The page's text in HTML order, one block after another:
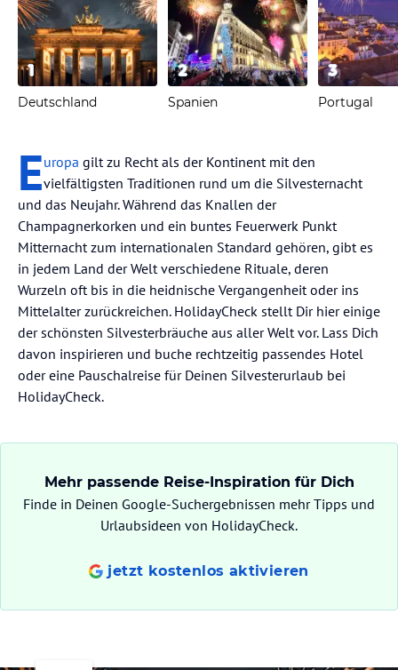
1
Deutschland
2
Spanien
3
Portugal
Europa gilt zu Recht als der Kontinent mit den
vielfältigsten Traditionen rund um die Silvesternacht
und das Neujahr. Während das Knallen der
Champagnerkorken und ein buntes Feuerwerk Punkt
Mitternacht zum internationalen Standard gehören, gibt es
in jedem Land der Welt verschiedene Rituale, deren
Wurzeln oft bis in die heidnische Vergangenheit oder ins
Mittelalter zurückreichen. HolidayCheck stellt Dir hier einige
der schönsten Silvesterbräuche aus aller Welt vor. Lass Dich
davon inspirieren und buche rechtzeitig passendes Hotel
oder eine Pauschalreise für Deinen Silvesterurlaub bei
HolidayCheck.
Mehr passende Reise-Inspiration für Dich
Finde in Deinen Google-Suchergebnissen mehr Tipps und
Urlaubsideen von HolidayCheck.
jetzt kostenlos aktivieren